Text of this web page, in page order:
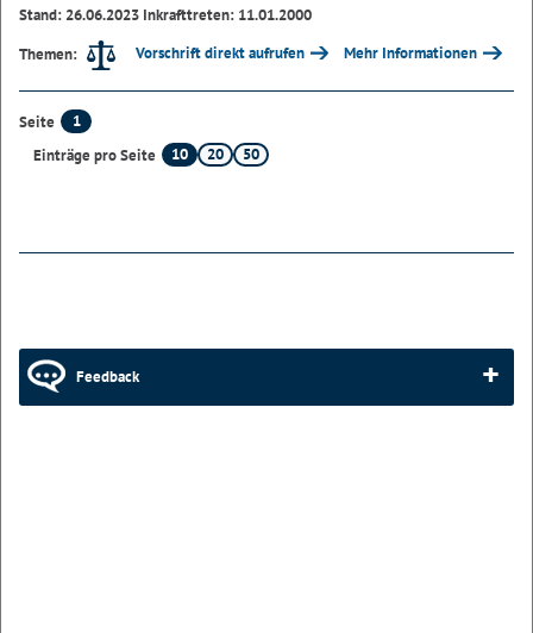
Stand: 26.06.2023 Inkrafttreten: 11.01.2000
Themen:
Vorschrift direkt aufrufen Mehr Informationen
Seite
1
Einträge pro Seite
10 20 50
Feedback